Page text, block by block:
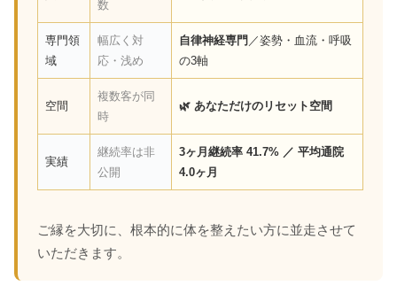
数
専門領
域
幅広く対
応・浅め
自律神経専門 ／姿勢・血流・呼吸
の3軸
空間
複数客が同
時
🌿 あなただけのリセット空間
実績
継続率は非
公開
3ヶ月継続率 41.7% ／ 平均通院
4.0ヶ月
ご縁を大切に、根本的に体を整えたい方に並走させて
いただきます。